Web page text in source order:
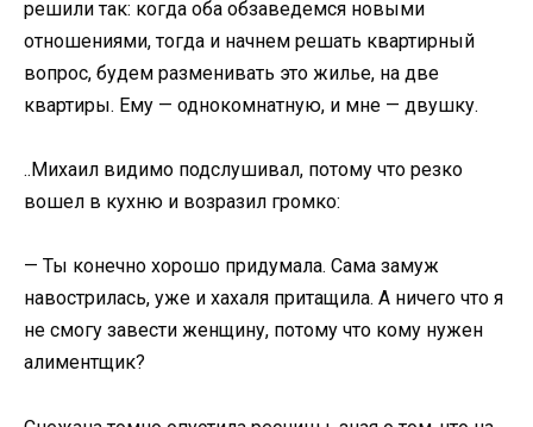
решили так: когда оба обзаведемся новыми
отношениями, тогда и начнем решать квартирный
вопрос, будем разменивать это жилье, на две
квартиры. Ему — однокомнатную, и мне — двушку.
..Михаил видимо подслушивал, потому что резко
вошел в кухню и возразил громко:
— Ты конечно хорошо придумала. Сама замуж
навострилась, уже и хахаля притащила. А ничего что я
не смогу завести женщину, потому что кому нужен
алиментщик?